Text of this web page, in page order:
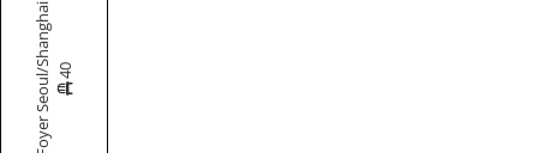
Foyer Seoul/Shanghai 40